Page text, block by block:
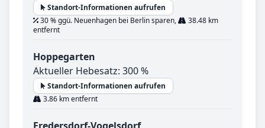
Standort-Informationen aufrufen
30 % ggü. Neuenhagen bei Berlin sparen,
38.48 km
entfernt
Hoppegarten
Aktueller Hebesatz: 300 %
Standort-Informationen aufrufen
3.86 km entfernt